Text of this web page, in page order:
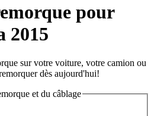
pour
2015
sur votre voiture, votre camion ou
dès aujourd'hui!
et du câblage